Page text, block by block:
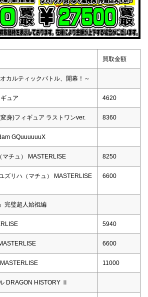
買取金額
カルティックバトル、開幕！～
ュア 4620
身)フィギュア ラストワンver. 8360
GQuuuuuuX
マチュ） MASTERLISE 8250
ズリハ（マチュ） MASTERLISE
6600
完璧超人始祖編
5940
6600
11000
DRAGON HISTORY Ⅱ